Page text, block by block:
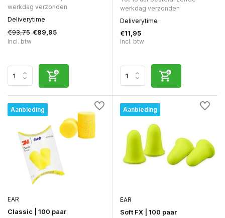
werkdag verzonden
Deliverytime
€93,75 €89,95
Incl. btw
werkdag verzonden
Deliverytime
€11,95
Incl. btw
Aanbieding
EAR
Classic | 100 paar
Aanbieding
EAR
Soft FX | 100 paar